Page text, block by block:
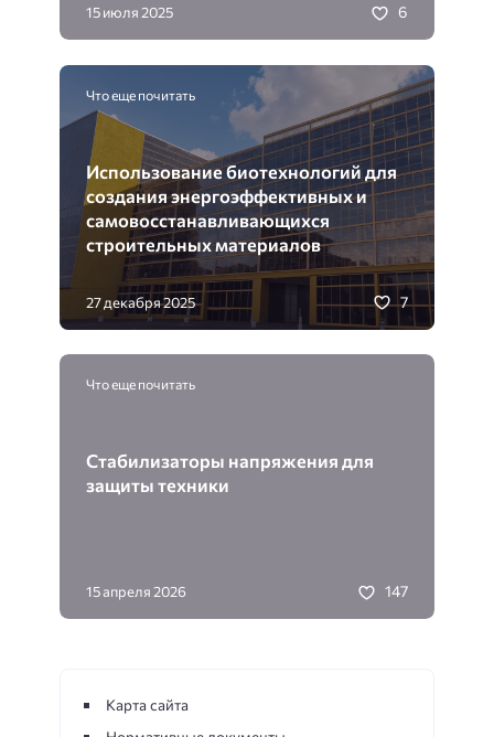
15 июля 2025 6
Что еще почитать
Использование биотехнологий для
создания энергоэффективных и
самовосстанавливающихся
строительных материалов
27 декабря 2025 7
Что еще почитать
Стабилизаторы напряжения для
защиты техники
15 апреля 2026 147
Карта сайта